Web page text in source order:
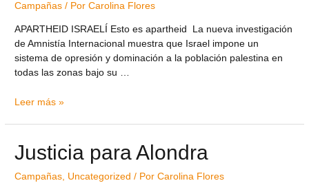
Campañas / PorCarolina Flores
APARTHEID ISRAELÍ Esto es apartheid La nueva investigación
de Amnistía Internacional muestra que Israel impone un
sistema de opresión y dominación a la población palestina en
todas las zonas bajo su …
Leer más »
Justicia para Alondra
Campañas, Uncategorized / PorCarolina Flores